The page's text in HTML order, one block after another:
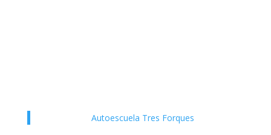
Autoescuela Tres Forques